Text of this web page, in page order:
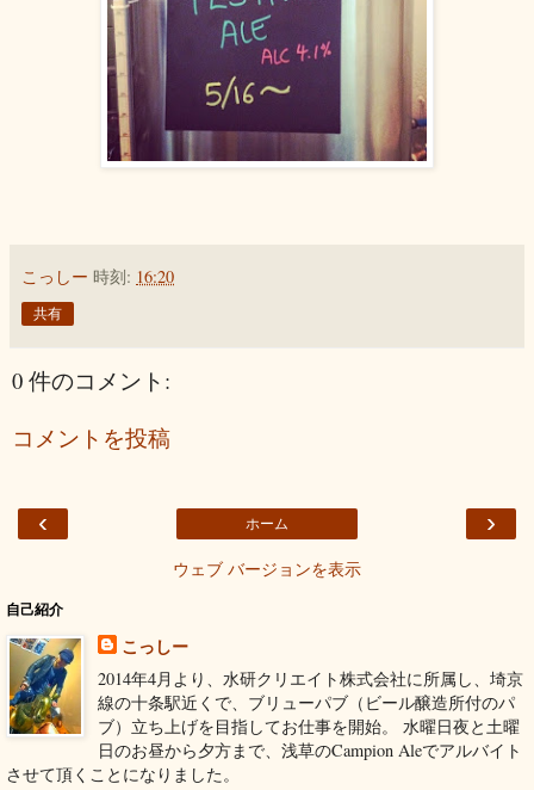
こっしー 時刻: 16:20
共有
0 件のコメント:
コメントを投稿
‹ ›
ホーム
ウェブ バージョンを表示
自己紹介
こっしー
2014年4月より、水研クリエイト株式会社に所属し、埼京
線の十条駅近くで、ブリューパブ（ビール醸造所付のパ
ブ）立ち上げを目指してお仕事を開始。 水曜日夜と土曜
日のお昼から夕方まで、浅草のCampion Aleでアルバイト
させて頂くことになりました。